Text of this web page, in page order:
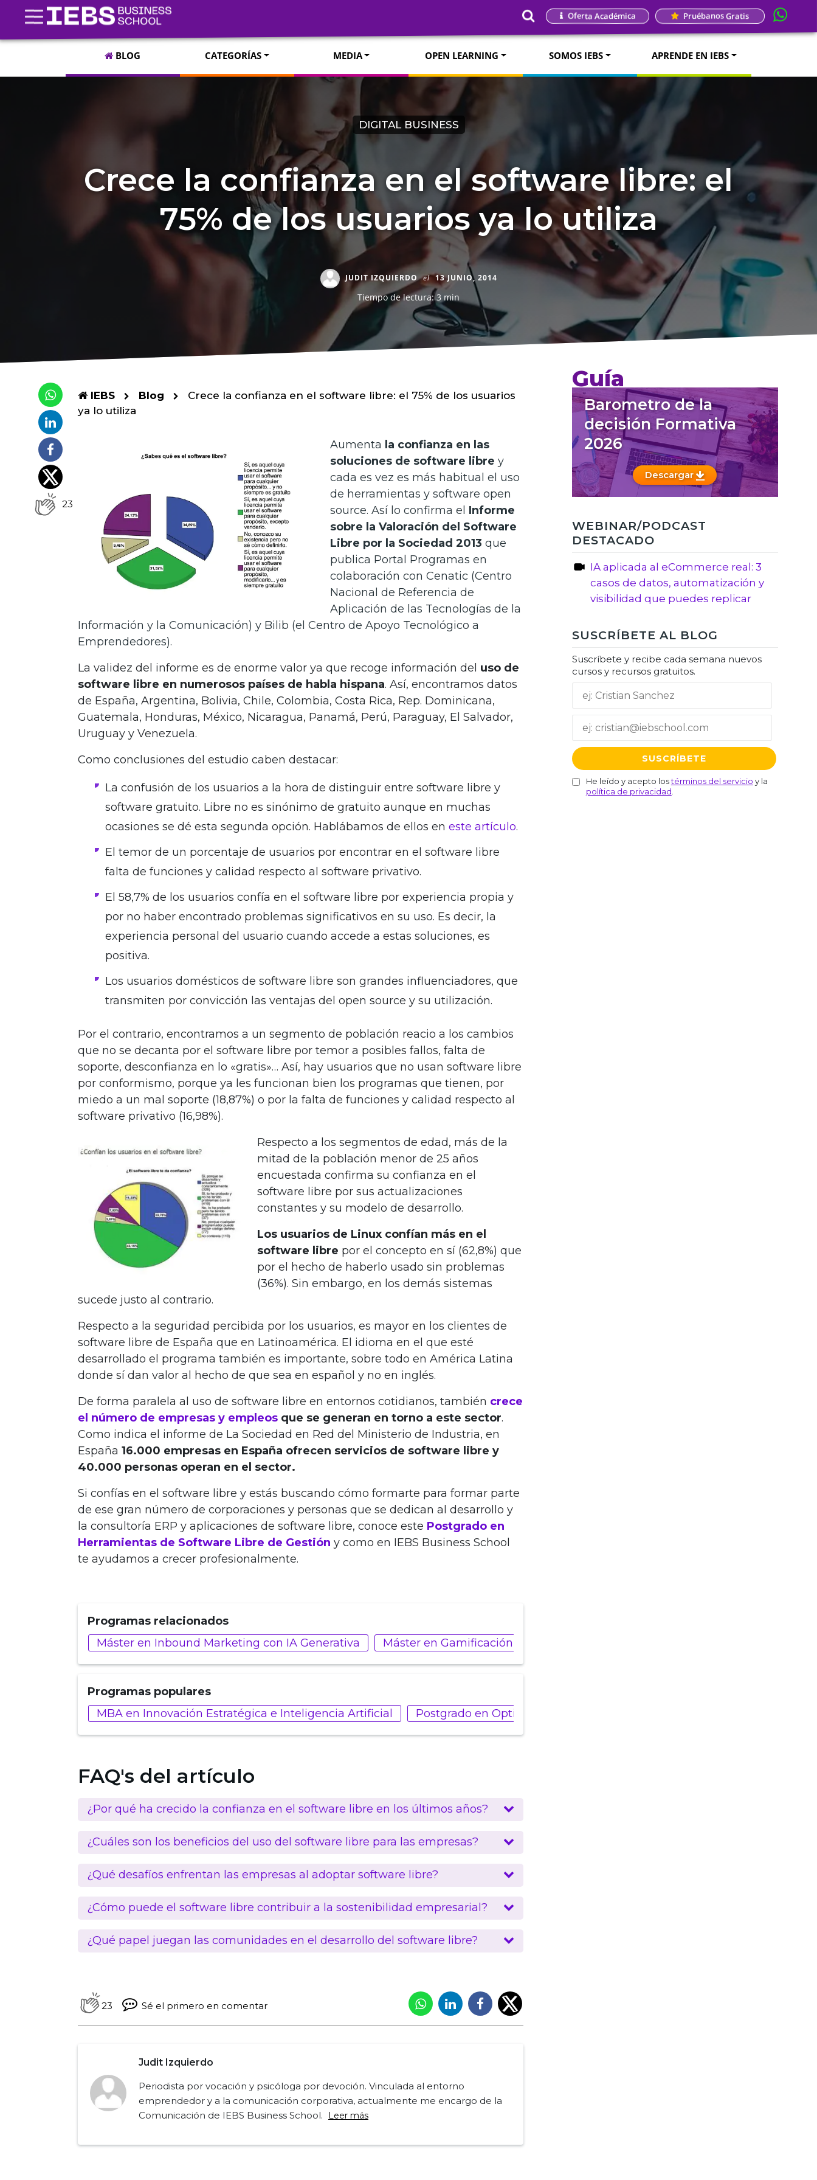
Oferta Académica Pruébanos Gratis
BLOG CATEGORÍAS MEDIA OPEN LEARNING SOMOS IEBS APRENDE EN IEBS
DIGITAL BUSINESS
Crece la confianza en el software libre: el
75% de los usuarios ya lo utiliza
JUDIT IZQUIERDO el 13 JUNIO, 2014
Tiempo de lectura: 3 min
23
IEBS Blog
Crece la confianza en el software libre: el 75% de los usuarios
ya lo utiliza
Aumenta la confianza en las
soluciones de software libre y
cada es vez es más habitual el uso
de herramientas y software open
source. Así lo confirma el Informe
sobre la Valoración del Software
Libre por la Sociedad 2013 que
publica Portal Programas en
colaboración con Cenatic (Centro
Nacional de Referencia de
Aplicación de las Tecnologías de la
Información y la Comunicación) y Bilib (el Centro de Apoyo Tecnológico a
Emprendedores).
La validez del informe es de enorme valor ya que recoge información del uso de
software libre en numerosos países de habla hispana. Así, encontramos datos
de España, Argentina, Bolivia, Chile, Colombia, Costa Rica, Rep. Dominicana,
Guatemala, Honduras, México, Nicaragua, Panamá, Perú, Paraguay, El Salvador,
Uruguay y Venezuela.
Como conclusiones del estudio caben destacar:
La confusión de los usuarios a la hora de distinguir entre software libre y
software gratuito. Libre no es sinónimo de gratuito aunque en muchas
ocasiones se dé esta segunda opción. Hablábamos de ellos en este artículo.
El temor de un porcentaje de usuarios por encontrar en el software libre
falta de funciones y calidad respecto al software privativo.
El 58,7% de los usuarios confía en el software libre por experiencia propia y
por no haber encontrado problemas significativos en su uso. Es decir, la
experiencia personal del usuario cuando accede a estas soluciones, es
positiva.
Los usuarios domésticos de software libre son grandes influenciadores, que
transmiten por convicción las ventajas del open source y su utilización.
Por el contrario, encontramos a un segmento de población reacio a los cambios
que no se decanta por el software libre por temor a posibles fallos, falta de
soporte, desconfianza en lo «gratis»… Así, hay usuarios que no usan software libre
por conformismo, porque ya les funcionan bien los programas que tienen, por
miedo a un mal soporte (18,87%) o por la falta de funciones y calidad respecto al
software privativo (16,98%).
Respecto a los segmentos de edad, más de la
mitad de la población menor de 25 años
encuestada confirma su confianza en el
software libre por sus actualizaciones
constantes y su modelo de desarrollo.
Los usuarios de Linux confían más en el
software libre por el concepto en sí (62,8%) que
por el hecho de haberlo usado sin problemas
(36%). Sin embargo, en los demás sistemas
sucede justo al contrario.
Respecto a la seguridad percibida por los usuarios, es mayor en los clientes de
software libre de España que en Latinoamérica. El idioma en el que esté
desarrollado el programa también es importante, sobre todo en América Latina
donde sí dan valor al hecho de que sea en español y no en inglés.
De forma paralela al uso de software libre en entornos cotidianos, también crece
el número de empresas y empleos que se generan en torno a este sector.
Como indica el informe de La Sociedad en Red del Ministerio de Industria, en
España 16.000 empresas en España ofrecen servicios de software libre y
40.000 personas operan en el sector.
Si confías en el software libre y estás buscando cómo formarte para formar parte
de ese gran número de corporaciones y personas que se dedican al desarrollo y
la consultoría ERP y aplicaciones de software libre, conoce este Postgrado en
Herramientas de Software Libre de Gestión y como en IEBS Business School
te ayudamos a crecer profesionalmente.
Programas relacionados
Máster en Inbound Marketing con IA Generativa
Máster en Gamificación y Narrativa Transmedia
Programas populares
MBA en Innovación Estratégica e Inteligencia Artificial
Postgrado en Optimization GEO y AEO
FAQ's del artículo
¿Por qué ha crecido la confianza en el software libre en los últimos años?
¿Cuáles son los beneficios del uso del software libre para las empresas?
¿Qué desafíos enfrentan las empresas al adoptar software libre?
¿Cómo puede el software libre contribuir a la sostenibilidad empresarial?
¿Qué papel juegan las comunidades en el desarrollo del software libre?
23 Sé el primero en comentar
Judit Izquierdo
Periodista por vocación y psicóloga por devoción. Vinculada al entorno
emprendedor y a la comunicación corporativa, actualmente me encargo de la
Comunicación de IEBS Business School.
Leer más
Guía
Barometro de la
decisión Formativa
2026
Descargar
WEBINAR/PODCAST
DESTACADO
IA aplicada al eCommerce real: 3
casos de datos, automatización y
visibilidad que puedes replicar
SUSCRÍBETE AL BLOG
Suscríbete y recibe cada semana nuevos
cursos y recursos gratuitos.
He leído y acepto lostérminos del servicio y la
política de privacidad